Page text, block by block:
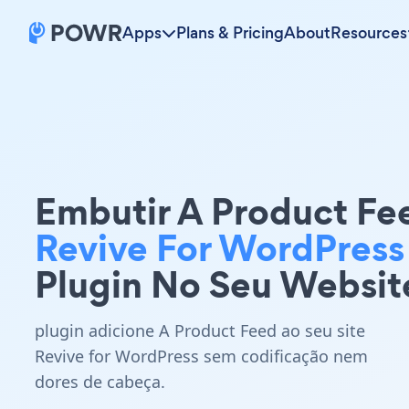
Apps Plans & PricingAboutResources
Embutir A Product
Revive For WordPress
Plugin No Seu
plugin adicione A Product Feed ao seu site
Revive for WordPress sem codificação nem
dores de cabeça.